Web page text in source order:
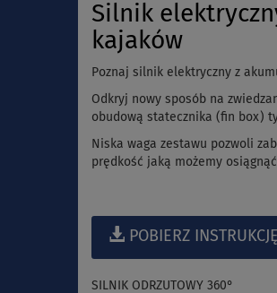
Silnik
kajaków
Poznaj silnik elektryczny z
Odkryj nowy sposób na
obudową statecznika (fin box)
Niska waga zestawu pozwoli
prędkość jaką możemy
POBIERZ
SILNIK ODRZUTOWY 360°